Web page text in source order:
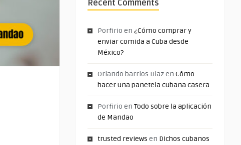
Recent Comments
Porfirio en ¿Cómo comprar y
enviar comida a Cuba desde
México?
Orlando barrios Diazen Cómo
hacer una panetela cubana casera
Porfirio en Todo sobre la aplicación
de Mandao
trusted reviews en Dichos cubanos